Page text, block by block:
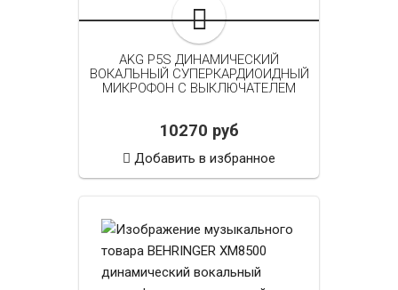
AKG P5S ДИНАМИЧЕСКИЙ
ВОКАЛЬНЫЙ СУПЕРКАРДИОИДНЫЙ
МИКРОФОН С ВЫКЛЮЧАТЕЛЕМ
10270 руб
Добавить в избранное